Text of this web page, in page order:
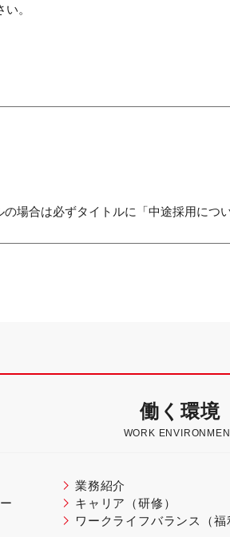
。
場合は必ずタイトルに「中途採用につ
働く環境
WORK
業務紹介
キャリア（研修）
ワークライフバランス
（